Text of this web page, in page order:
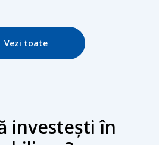
Vezi toate
investești în